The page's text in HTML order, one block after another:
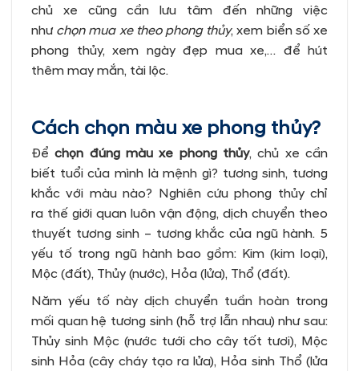
chủ xe cũng cần lưu tâm đến những việc
như chọn mua xe theo phong thủy, xem biển số xe
phong thủy, xem ngày đẹp mua xe,… để hút
thêm may mắn, tài lộc.
Cách chọn màu xe phong thủy?
Để chọn đúng màu xe phong thủy, chủ xe cần
biết tuổi của mình là mệnh gì? tương sinh, tương
khắc với màu nào? Nghiên cứu phong thủy chỉ
ra thế giới quan luôn vận động, dịch chuyển theo
thuyết tương sinh – tương khắc của ngũ hành. 5
yếu tố trong ngũ hành bao gồm: Kim (kim loại),
Mộc (đất), Thủy (nước), Hỏa (lửa), Thổ (đất).
Năm yếu tố này dịch chuyển tuần hoàn trong
mối quan hệ tương sinh (hỗ trợ lẫn nhau) như sau:
Thủy sinh Mộc (nước tưới cho cây tốt tươi), Mộc
sinh Hỏa (cây cháy tạo ra lửa), Hỏa sinh Thổ (lửa